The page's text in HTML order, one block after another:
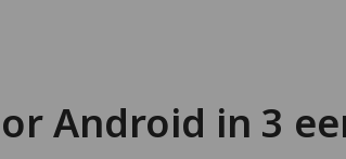
Android in 3